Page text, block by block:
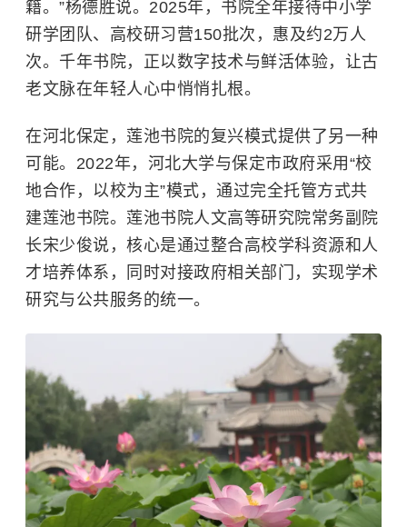
籍。”杨德胜说。2025年，书院全年接待中小学
研学团队、高校研习营150批次，惠及约2万人
次。千年书院，正以数字技术与鲜活体验，让古
老文脉在年轻人心中悄悄扎根。
在河北保定，莲池书院的复兴模式提供了另一种
可能。2022年，河北大学与保定市政府采用“校
地合作，以校为主”模式，通过完全托管方式共
建莲池书院。莲池书院人文高等研究院常务副院
长宋少俊说，核心是通过整合高校学科资源和人
才培养体系，同时对接政府相关部门，实现学术
研究与公共服务的统一。